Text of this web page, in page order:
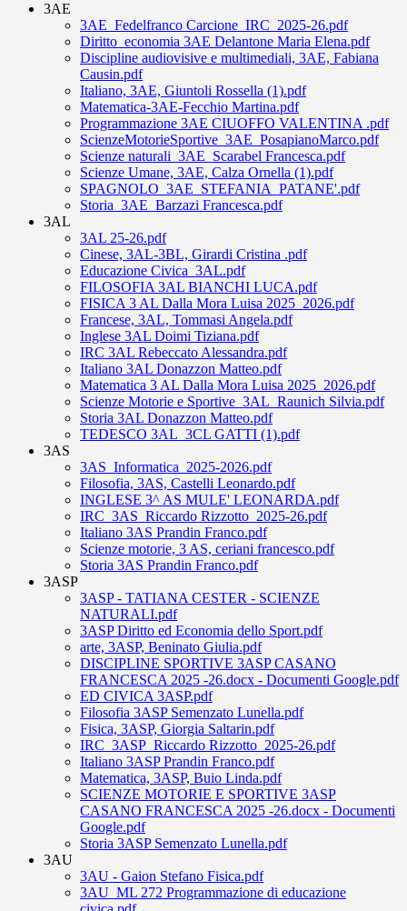
3AE
3AE_Fedelfranco Carcione_IRC_2025-26.pdf
Diritto_economia 3AE Delantone Maria Elena.pdf
Discipline audiovisive e multimediali, 3AE, Fabiana
Causin.pdf
Italiano, 3AE, Giuntoli Rossella (1).pdf
Matematica-3AE-Fecchio Martina.pdf
Programmazione 3AE CIUOFFO VALENTINA .pdf
ScienzeMotorieSportive_3AE_PosapianoMarco.pdf
Scienze naturali_3AE_Scarabel Francesca.pdf
Scienze Umane, 3AE, Calza Ornella (1).pdf
SPAGNOLO_3AE_STEFANIA_PATANE'.pdf
Storia_3AE_Barzazi Francesca.pdf
3AL
3AL 25-26.pdf
Cinese, 3AL-3BL, Girardi Cristina .pdf
Educazione Civica_3AL.pdf
FILOSOFIA 3AL BIANCHI LUCA.pdf
FISICA 3 AL Dalla Mora Luisa 2025_2026.pdf
Francese, 3AL, Tommasi Angela.pdf
Inglese 3AL Doimi Tiziana.pdf
IRC 3AL Rebeccato Alessandra.pdf
Italiano 3AL Donazzon Matteo.pdf
Matematica 3 AL Dalla Mora Luisa 2025_2026.pdf
Scienze Motorie e Sportive_3AL_Raunich Silvia.pdf
Storia 3AL Donazzon Matteo.pdf
TEDESCO 3AL_3CL GATTI (1).pdf
3AS
3AS_Informatica_2025-2026.pdf
Filosofia, 3AS, Castelli Leonardo.pdf
INGLESE 3^ AS MULE' LEONARDA.pdf
IRC_3AS_Riccardo Rizzotto_2025-26.pdf
Italiano 3AS Prandin Franco.pdf
Scienze motorie, 3 AS, ceriani francesco.pdf
Storia 3AS Prandin Franco.pdf
3ASP
3ASP - TATIANA CESTER - SCIENZE
NATURALI.pdf
3ASP Diritto ed Economia dello Sport.pdf
arte, 3ASP, Beninato Giulia.pdf
DISCIPLINE SPORTIVE 3ASP CASANO
FRANCESCA 2025 -26.docx - Documenti Google.pdf
ED CIVICA 3ASP.pdf
Filosofia 3ASP Semenzato Lunella.pdf
Fisica, 3ASP, Giorgia Saltarin.pdf
IRC_3ASP_Riccardo Rizzotto_2025-26.pdf
Italiano 3ASP Prandin Franco.pdf
Matematica, 3ASP, Buio Linda.pdf
SCIENZE MOTORIE E SPORTIVE 3ASP
CASANO FRANCESCA 2025 -26.docx - Documenti
Google.pdf
Storia 3ASP Semenzato Lunella.pdf
3AU
3AU - Gaion Stefano Fisica.pdf
3AU_ML 272 Programmazione di educazione